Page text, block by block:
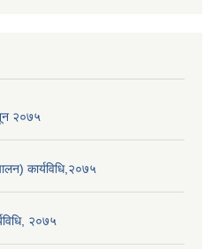
२०७५
कार्यविधि,२०७५
२०७५